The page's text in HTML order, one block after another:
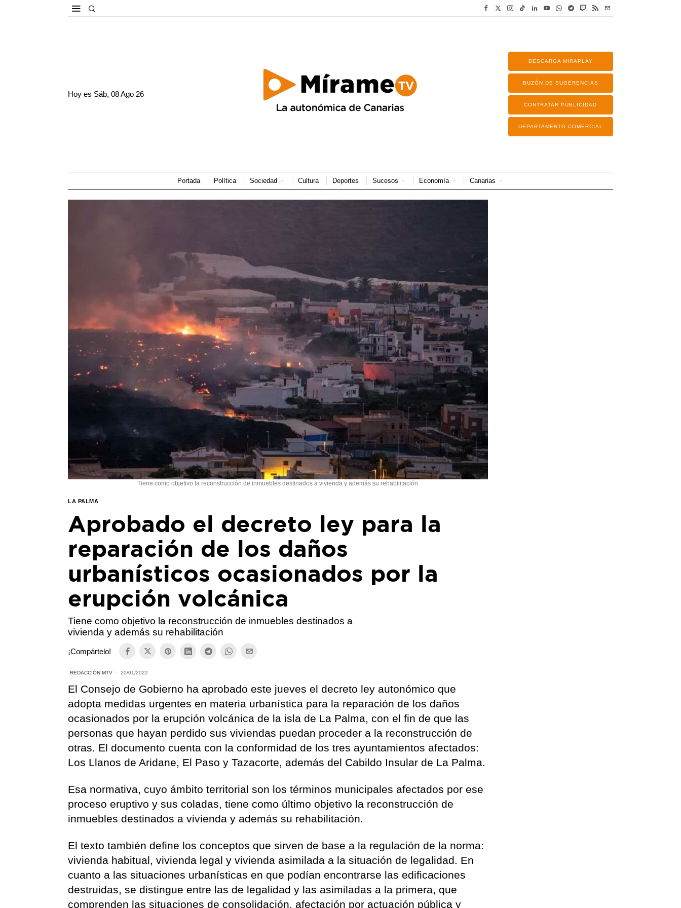
Hoy es Sáb, 08 Ago 26
DESCARGA MIRAPLAY
BUZÓN DE SUGERENCIAS
CONTRATAR PUBLICIDAD
DEPARTAMENTO COMERCIAL
Portada Política Sociedad Cultura Deportes Sucesos Economía Canarias
Tiene como objetivo la reconstrucción de inmuebles destinados a vivienda y además su rehabilitación
LA PALMA
Aprobado el decreto ley para la
reparación de los daños
urbanísticos ocasionados por la
erupción volcánica
Tiene como objetivo la reconstrucción de inmuebles destinados a
vivienda y además su rehabilitación
¡Compártelo!
REDACCIÓN MTV 20/01/2022
El Consejo de Gobierno ha aprobado este jueves el decreto ley autonómico que
adopta medidas urgentes en materia urbanística para la reparación de los daños
ocasionados por la erupción volcánica de la isla de La Palma, con el fin de que las
personas que hayan perdido sus viviendas puedan proceder a la reconstrucción de
otras. El documento cuenta con la conformidad de los tres ayuntamientos afectados:
Los Llanos de Aridane, El Paso y Tazacorte, además del Cabildo Insular de La Palma.
Esa normativa, cuyo ámbito territorial son los términos municipales afectados por ese
proceso eruptivo y sus coladas, tiene como último objetivo la reconstrucción de
inmuebles destinados a vivienda y además su rehabilitación.
El texto también define los conceptos que sirven de base a la regulación de la norma:
vivienda habitual, vivienda legal y vivienda asimilada a la situación de legalidad. En
cuanto a las situaciones urbanísticas en que podían encontrarse las edificaciones
destruidas, se distingue entre las de legalidad y las asimiladas a la primera, que
comprenden las situaciones de consolidación, afectación por actuación pública y